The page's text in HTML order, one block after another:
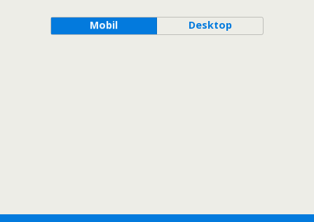
Mobil Desktop